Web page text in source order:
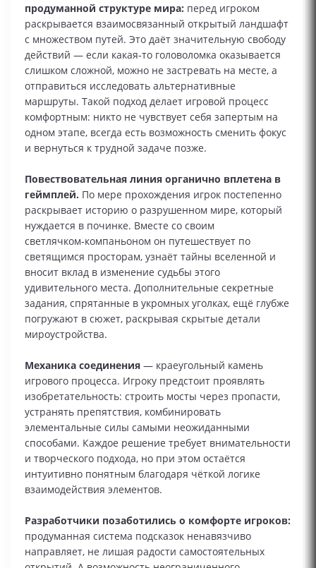
продуманной структуре мира: перед игроком
раскрывается взаимосвязанный открытый ландшафт
с множеством путей. Это даёт значительную свободу
действий — если какая‑то головоломка оказывается
слишком сложной, можно не застревать на месте, а
отправиться исследовать альтернативные
маршруты. Такой подход делает игровой процесс
комфортным: никто не чувствует себя запертым на
одном этапе, всегда есть возможность сменить фокус
и вернуться к трудной задаче позже.
Повествовательная линия органично вплетена в
геймплей. По мере прохождения игрок постепенно
раскрывает историю о разрушенном мире, который
нуждается в починке. Вместе со своим
светлячком‑компаньоном он путешествует по
светящимся просторам, узнаёт тайны вселенной и
вносит вклад в изменение судьбы этого
удивительного места. Дополнительные секретные
задания, спрятанные в укромных уголках, ещё глубже
погружают в сюжет, раскрывая скрытые детали
мироустройства.
Механика соединения — краеугольный камень
игрового процесса. Игроку предстоит проявлять
изобретательность: строить мосты через пропасти,
устранять препятствия, комбинировать
элементальные силы самыми неожиданными
способами. Каждое решение требует внимательности
и творческого подхода, но при этом остаётся
интуитивно понятным благодаря чёткой логике
взаимодействия элементов.
Разработчики позаботились о комфорте игроков:
продуманная система подсказок ненавязчиво
направляет, не лишая радости самостоятельных